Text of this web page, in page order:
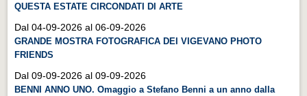
QUESTA ESTATE CIRCONDATI DI ARTE
Dal 04-09-2026 al 06-09-2026
GRANDE MOSTRA FOTOGRAFICA DEI VIGEVANO PHOTO
FRIENDS
Dal 09-09-2026 al 09-09-2026
BENNI ANNO UNO. Omaggio a Stefano Benni a un anno dalla